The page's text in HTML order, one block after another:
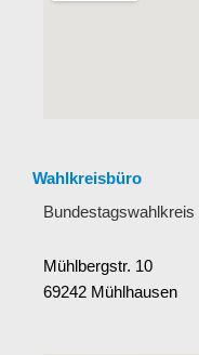
Wahlkreisbüro
Mühlbergstr. 10
69242 Mühlhausen